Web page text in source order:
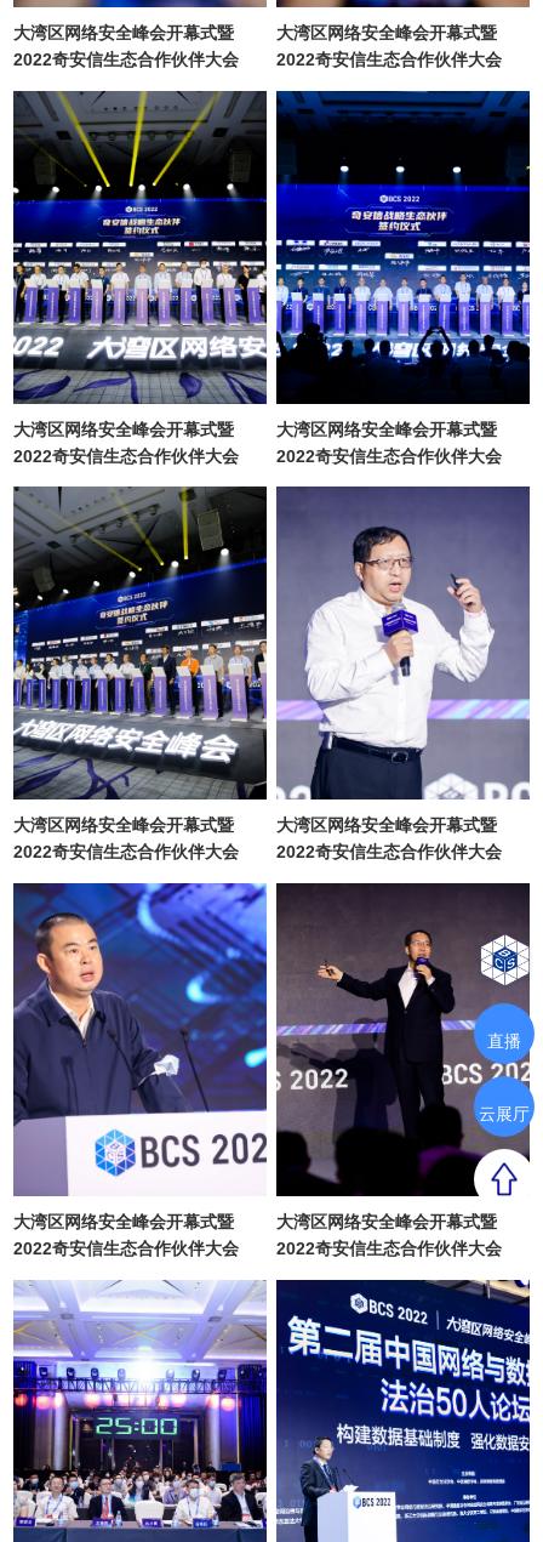
大湾区网络安全峰会开幕式暨
2022奇安信生态合作伙伴大会
大湾区网络安全峰会开幕式暨
2022奇安信生态合作伙伴大会
大湾区网络安全峰会开幕式暨
2022奇安信生态合作伙伴大会
大湾区网络安全峰会开幕式暨
2022奇安信生态合作伙伴大会
大湾区网络安全峰会开幕式暨
2022奇安信生态合作伙伴大会
大湾区网络安全峰会开幕式暨
2022奇安信生态合作伙伴大会
大湾区网络安全峰会开幕式暨
2022奇安信生态合作伙伴大会
大湾区网络安全峰会开幕式暨
2022奇安信生态合作伙伴大会
直播
云展厅